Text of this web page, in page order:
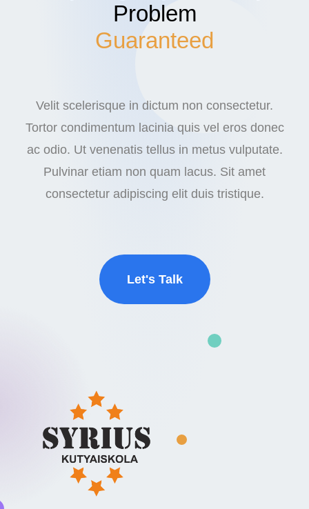
Problem
Guaranteed
Velit scelerisque in dictum non consectetur.
Tortor condimentum lacinia quis vel eros donec
ac odio. Ut venenatis tellus in metus vulputate.
Pulvinar etiam non quam lacus. Sit amet
consectetur adipiscing elit duis tristique.
Let's Talk